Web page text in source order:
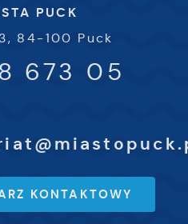
PUCK
84-100 Puck
673 05
KONTAKTOWY